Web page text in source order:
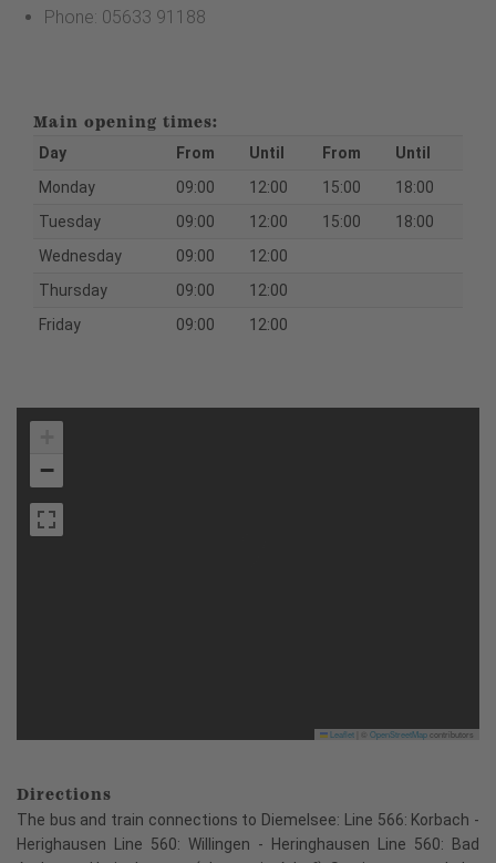
Phone: 05633 91188
Main opening times:
Day From Until From
Until
Monday
09:00 12:00 15:00
18:00
Tuesday
09:00 12:00 15:00
18:00
Wednesday
09:00
12:00
Thursday
09:00
12:00
Friday
09:00 12:00
−
Leaflet OpenStreetMapcontributors
Directions
The bus and train connections to Diemelsee: Line 566: Korbach -
Herighausen Line 560: Willingen - Heringhausen Line 560: Bad